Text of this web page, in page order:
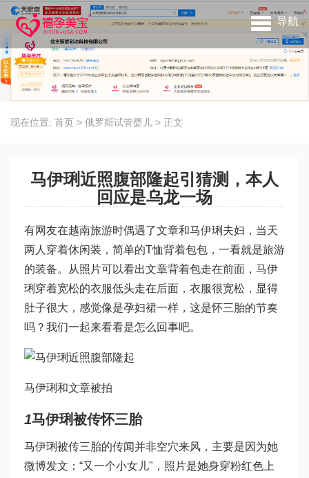
导航
现在位置: 首页 > 俄罗斯试管婴儿 > 正文
马伊琍近照腹部隆起引猜测，本人
回应是乌龙一场
有网友在越南旅游时偶遇了文章和马伊琍夫妇，当天
两人穿着休闲装，简单的T恤背着包包，一看就是旅游
的装备。从照片可以看出文章背着包走在前面，马伊
琍穿着宽松的衣服低头走在后面，衣服很宽松，显得
肚子很大，感觉像是孕妇裙一样，这是怀三胎的节奏
吗？我们一起来看看是怎么回事吧。
马伊琍和文章被拍
1马伊琍被传怀三胎
马伊琍被传三胎的传闻并非空穴来风，主要是因为她
微博发文：“又一个小女儿"，照片是她身穿粉红色上